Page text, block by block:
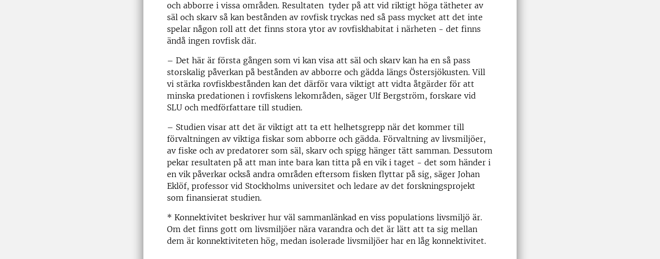
och abborre i vissa områden. Resultaten tyder på att vid riktigt höga tätheter av
säl och skarv så kan bestånden av rovfisk tryckas ned så pass mycket att det inte
spelar någon roll att det finns stora ytor av rovfiskhabitat i närheten - det finns
ändå ingen rovfisk där.
– Det här är första gången som vi kan visa att säl och skarv kan ha en så pass
storskalig påverkan på bestånden av abborre och gädda längs Östersjökusten. Vill
vi stärka rovfiskbestånden kan det därför vara viktigt att vidta åtgärder för att
minska predationen i rovfiskens lekområden, säger Ulf Bergström, forskare vid
SLU och medförfattare till studien.
– Studien visar att det är viktigt att ta ett helhetsgrepp när det kommer till
förvaltningen av viktiga fiskar som abborre och gädda. Förvaltning av livsmiljöer,
av fiske och av predatorer som säl, skarv och spigg hänger tätt samman. Dessutom
pekar resultaten på att man inte bara kan titta på en vik i taget - det som händer i
en vik påverkar också andra områden eftersom fisken flyttar på sig, säger Johan
Eklöf, professor vid Stockholms universitet och ledare av det forskningsprojekt
som finansierat studien.
* Konnektivitet beskriver hur väl sammanlänkad en viss populations livsmiljö är.
Om det finns gott om livsmiljöer nära varandra och det är lätt att ta sig mellan
dem är konnektiviteten hög, medan isolerade livsmiljöer har en låg konnektivitet.